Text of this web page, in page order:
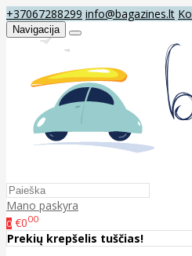
+37067288299 info@bagazines.lt
Navigacija
Mano paskyra
0 €000
Prekių krepšelis tuščias!